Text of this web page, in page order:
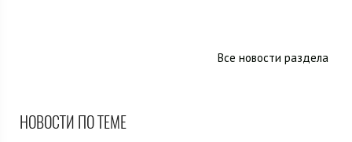
Все новости раздела
НОВОСТИ ПО ТЕМЕ